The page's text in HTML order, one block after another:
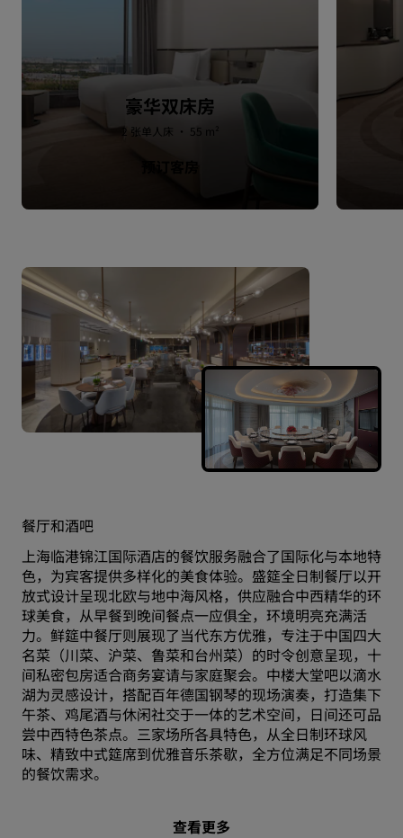
豪华双床房
2 张单人床 · 55 m²
餐厅和酒吧
上海临港锦江国际酒店的餐饮服务融合了国际化与本地特
色，为宾客提供多样化的美食体验。盛筵全日制餐厅以开
放式设计呈现北欧与地中海风格，供应融合中西精华的环
球美食，从早餐到晚间餐点一应俱全，环境明亮充满活
力。鲜筵中餐厅则展现了当代东方优雅，专注于中国四大
名菜（川菜、沪菜、鲁菜和台州菜）的时令创意呈现，十
间私密包房适合商务宴请与家庭聚会。中楼大堂吧以滴水
湖为灵感设计，搭配百年德国钢琴的现场演奏，打造集下
午茶、鸡尾酒与休闲社交于一体的艺术空间，日间还可品
尝中西特色茶点。三家场所各具特色，从全日制环球风
味、精致中式筵席到优雅音乐茶歇，全方位满足不同场景
的餐饮需求。
查看更多